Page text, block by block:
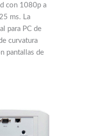
con 1080p a
ms. La
para PC de
curvatura
pantallas de